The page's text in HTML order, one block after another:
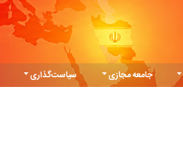
جامعه مجازی سیاست‌گذاری